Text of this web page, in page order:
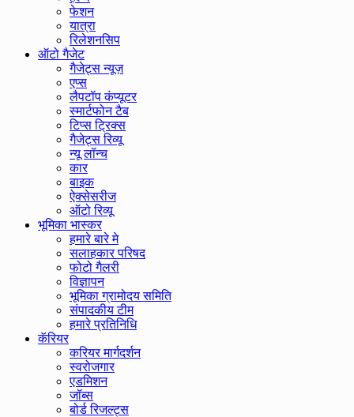
फेशन
यात्रा
रिलेशनसिप
ऑटो गैजेट
गैजेट्स न्यूज़
एप्स
लैपटॉप कंप्यूटर
स्मार्टफोन टैब
टिप्स ट्रिक्स
गैजेट्स रिव्यू
न्यू लॉन्च
कार
बाइक
ऐक्सेसरीज
ऑटो रिव्यू
भूमिका भास्कर
हमारे बारे मे
सलाहकार परिषद
फोटो गैलरी
विज्ञापन
भूमिका ग्रामोदय समिति
संपादकीय टीम
हमारे प्रतिनिधि
कॅरियर
करियर मार्गदर्शन
स्वरोजगार
एडमिशन
जॉब्स
बोर्ड रिजल्ट्स